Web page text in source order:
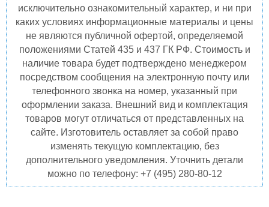
исключительно ознакомительный характер, и ни при
каких условиях информационные материалы и цены
не являются публичной офертой, определяемой
положениями Статей 435 и 437 ГК РФ. Стоимость и
наличие товара будет подтверждено менеджером
посредством сообщения на электронную почту или
телефонного звонка на номер, указанный при
оформлении заказа. Внешний вид и комплектация
товаров могут отличаться от представленных на
сайте. Изготовитель оставляет за собой право
изменять текущую комплектацию, без
дополнительного уведомления. Уточнить детали
можно по телефону: +7 (495) 280-80-12